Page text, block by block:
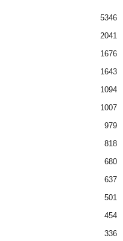
5346
2041
1676
1643
1094
1007
979
818
680
637
501
454
336